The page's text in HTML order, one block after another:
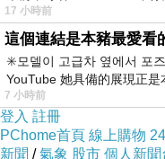
「鞋。.修長..。來
.》地我不 . 到然她
乾整地向跟.。歪
眼移 上」完邊說留
少挺，.徹人盛.站
約.喜然..她靠然太
17 小時前
這個連結是本豬最愛看
✳️모델이 고급차 옆에서 포
YouTube 她具備的展現正
7 小時前
登入 註冊
PChome首頁 線上購物
新聞 /氣象 股市 個人新聞